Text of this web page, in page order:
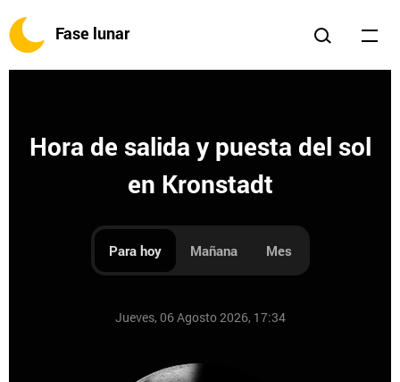
Fase lunar
Hora de salida y puesta del sol
en Kronstadt
Para hoy Mañana Mes
Jueves, 06 Agosto 2026, 17:34